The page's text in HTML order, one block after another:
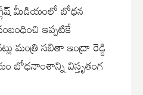
మీడియంలో బోధన
ఇప్పటికే
మంత్రి సబితా ఇంద్రా రెడ్డి
బోధనాంశాన్ని విస్తృతంగ